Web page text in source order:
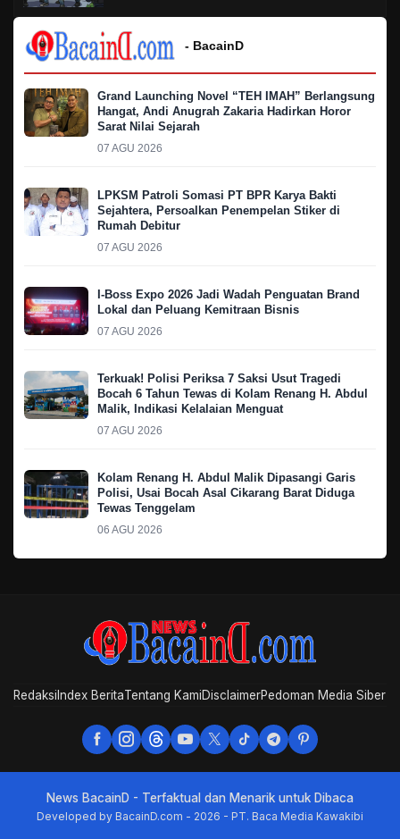
- BacainD
Grand Launching Novel “TEH IMAH” Berlangsung
Hangat, Andi Anugrah Zakaria Hadirkan Horor
Sarat Nilai Sejarah
07 AGU 2026
LPKSM Patroli Somasi PT BPR Karya Bakti
Sejahtera, Persoalkan Penempelan Stiker di
Rumah Debitur
07 AGU 2026
I-Boss Expo 2026 Jadi Wadah Penguatan Brand
Lokal dan Peluang Kemitraan Bisnis
07 AGU 2026
Terkuak! Polisi Periksa 7 Saksi Usut Tragedi
Bocah 6 Tahun Tewas di Kolam Renang H. Abdul
Malik, Indikasi Kelalaian Menguat
07 AGU 2026
Kolam Renang H. Abdul Malik Dipasangi Garis
Polisi, Usai Bocah Asal Cikarang Barat Diduga
Tewas Tenggelam
06 AGU 2026
Redaksi Index BeritaTentang KamiDisclaimerPedoman Media Siber
News BacainD - Terfaktual dan Menarik untuk Dibaca
Developed by BacainD.com - 2026 - PT. Baca Media Kawakibi